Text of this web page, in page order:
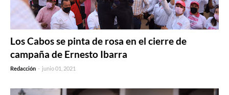
Los Cabos se pinta de rosa en el cierre de
campaña de Ernesto Ibarra
Redacción - junio 01, 2021